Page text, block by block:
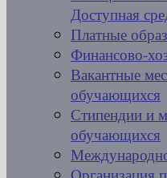
Доступная
Платные
Финансово-
Вакантные
обучающихся
Стипендии и
обучающихся